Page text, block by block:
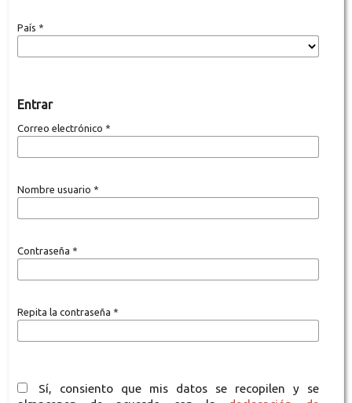
País *
Entrar
Correo electrónico *
Nombre usuario *
Contraseña *
Repita la contraseña *